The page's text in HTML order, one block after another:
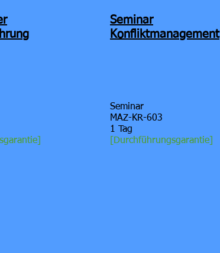
Seminar
Konfliktmanagement
Seminar
MAZ-KR-603
1 Tag
Durchführungsgarantie]